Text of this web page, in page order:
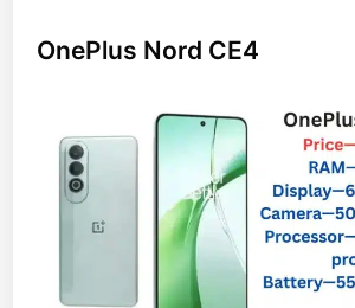
OnePlus Nord CE4